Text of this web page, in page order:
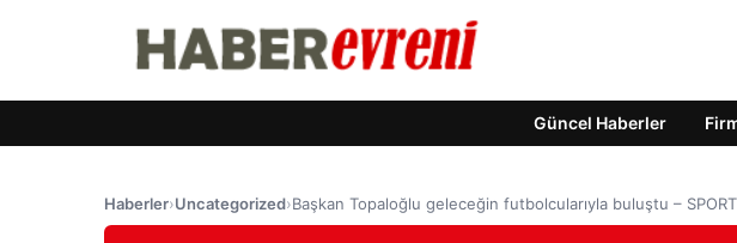
Güncel Haberler
Haberler›Uncategorized›Başkan Topaloğlu geleceğin futbolcularıyla buluştu – SPORT